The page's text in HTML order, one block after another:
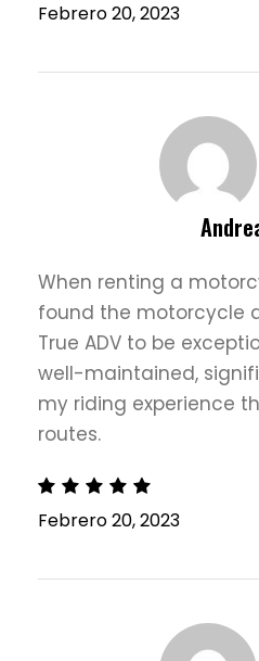
Febrero 20, 2023
When renting a
found the motorcycle
True ADV to be
well-maintained,
my riding experience
routes.
Febrero 20, 2023